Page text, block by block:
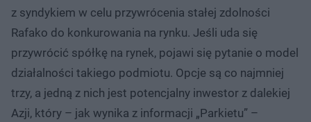
z syndykiem w celu przywrócenia stałej zdolności
Rafako do konkurowania na rynku. Jeśli uda się
przywrócić spółkę na rynek, pojawi się pytanie o model
działalności takiego podmiotu. Opcje są co najmniej
trzy, a jedną z nich jest potencjalny inwestor z dalekiej
Azji, który – jak wynika z informacji „Parkietu” –